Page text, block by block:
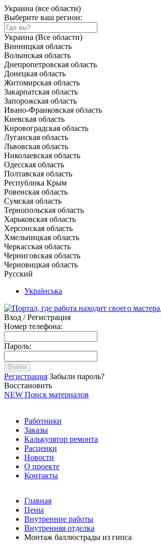
Украина (все области)
Выберите ваш регион:
Украина (Все области)
Винницкая область
Волынская область
Днепропетровская область
Донецкая область
Житомирская область
Закарпатская область
Запорожская область
Ивано-Франковская область
Киевская область
Кировоградская область
Луганская область
Львовская область
Николаевская область
Одесская область
Полтавская область
Республика Крым
Ровенская область
Сумская область
Тернопольская область
Харьковская область
Херсонская область
Хмельницкая область
Черкасская область
Черниговская область
Черновицкая область
Русский
Українська
Вход / Регистрация
Номер телефона:
Пароль:
Войти
Регистрация Забыли пароль?
Восстановить
NEW Поиск материалов
Работники
Заказы
Калькулятор ремонта
Расценки
Новости
О проекте
Контакты
Главная
Цены
Внутренние работы
Внутренняя отделка
Монтаж баллюстрады из гипса